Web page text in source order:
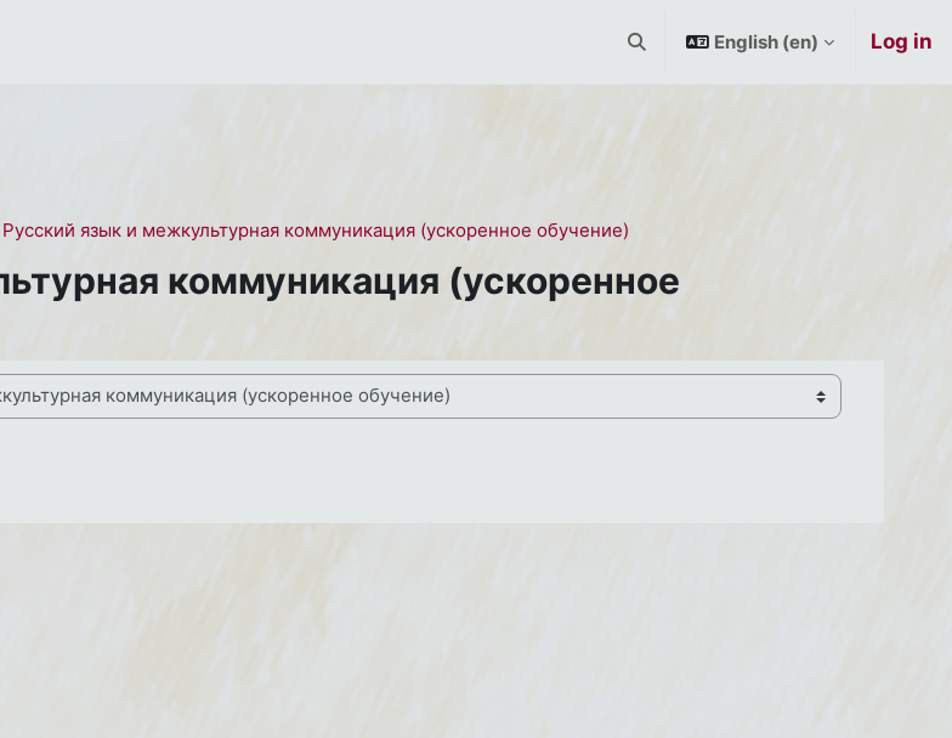
Toggle search input
English ‎(en)‎ Log in
язык и межкультурная коммуникация (ускоренное обучение)
коммуникация (ускоренное